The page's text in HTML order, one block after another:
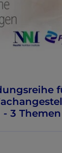
- 3